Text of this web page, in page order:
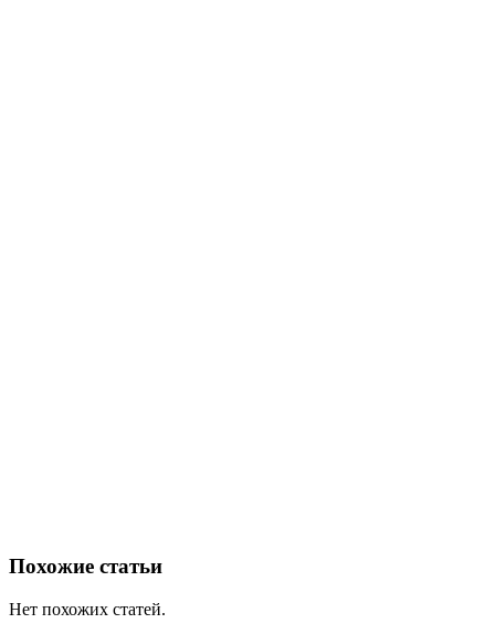
Похожие статьи
Нет похожих статей.